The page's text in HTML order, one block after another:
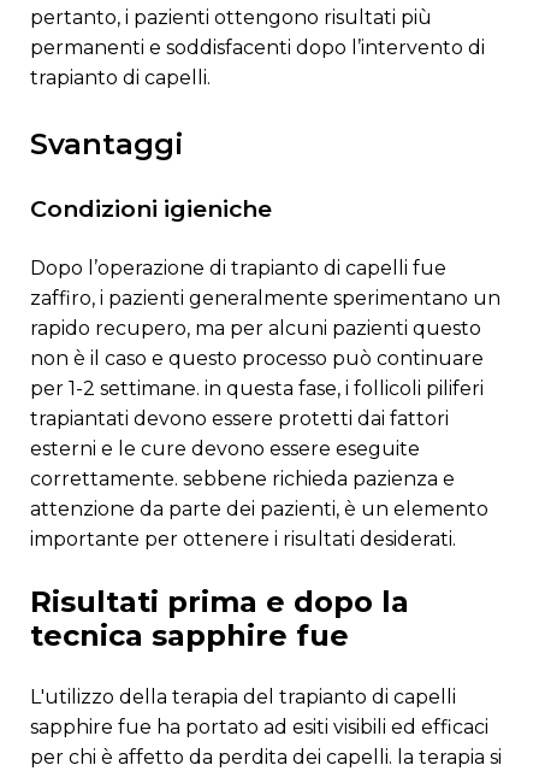
pertanto, i pazienti ottengono risultati più
permanenti e soddisfacenti dopo l’intervento di
trapianto di capelli.
svantaggi
condizioni igieniche
dopo l’operazione di trapianto di capelli fue
zaffiro, i pazienti generalmente sperimentano un
rapido recupero, ma per alcuni pazienti questo
non è il caso e questo processo può continuare
per 1-2 settimane. in questa fase, i follicoli piliferi
trapiantati devono essere protetti dai fattori
esterni e le cure devono essere eseguite
correttamente. sebbene richieda pazienza e
attenzione da parte dei pazienti, è un elemento
importante per ottenere i risultati desiderati.
risultati prima e dopo la
tecnica sapphire fue
l'utilizzo della terapia del trapianto di capelli
sapphire fue ha portato ad esiti visibili ed efficaci
per chi è affetto da perdita dei capelli. la terapia si